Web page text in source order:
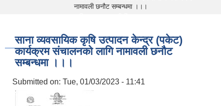
नामावली छनौट सम्बन्धमा ।।।
साना व्यवसायिक कृषि उत्पादन केन्द्र (पकेट)
कार्यक्रम संचालनको लागि नामावली छनौट
सम्बन्धमा ।।।
Submitted on: Tue, 01/03/2023 - 11:41